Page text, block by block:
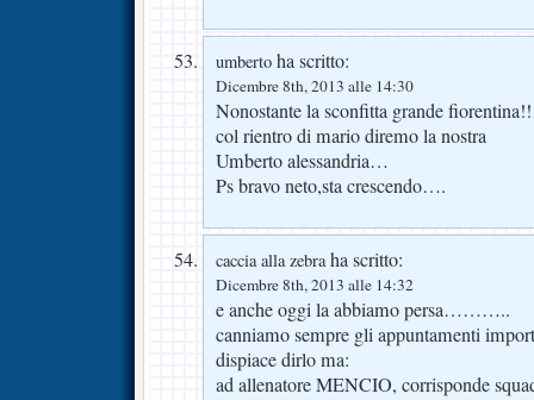
umberto ha scritto:
Dicembre 8th, 2013 alle 14:30
Nonostante la sconfitta grande
col rientro di mario diremo la nostra
Umberto alessandria…
Ps bravo neto,sta crescendo….
caccia alla zebraha scritto:
Dicembre 8th, 2013 alle 14:32
e anche oggi la abbiamo persa………..
canniamo sempre gli appuntamenti
dispiace dirlo ma:
ad allenatore MENCIO, corrisponde